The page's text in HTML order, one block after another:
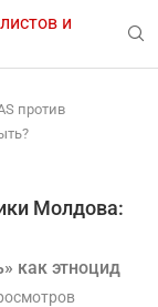
и
против
Молдова:
как этноцид